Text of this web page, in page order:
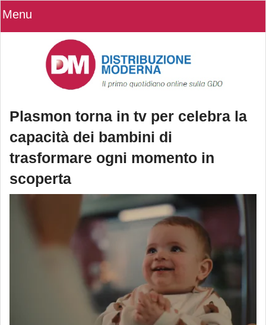
Menu
Plasmon torna in tv per celebra la
capacità dei bambini di
trasformare ogni momento in
scoperta